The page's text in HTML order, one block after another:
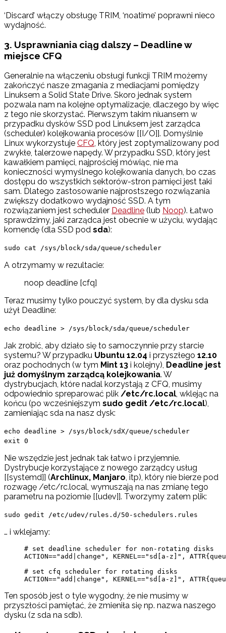
‘Discard’ włączy obsługę TRIM, ‘noatime’ poprawni nieco
wydajność.
3. Usprawniania ciąg dalszy – Deadline w
miejsce CFQ
Generalnie na włączeniu obsługi funkcji TRIM możemy
zakończyć nasze zmagania z mediacjami pomiędzy
Linuksem a Solid State Drive. Skoro jednak system
pozwala nam na kolejne optymalizacje, dlaczego by więc
z tego nie skorzystać. Pierwszym takim niuansem w
przypadku dysków SSD pod Linuksem jest zarządca
(scheduler) kolejkowania procesów [[I/O]]. Domyślnie
Linux wykorzystuje CFQ, który jest zoptymalizowany pod
zwykłe, talerzowe napędy. W przypadku SSD, który jest
kawałkiem pamięci, najprościej mówiąc, nie ma
konieczności wymyślnego kolejkowania danych, bo czas
dostępu do wszystkich sektorów-stron pamięci jest taki
sam. Dlatego zastosowanie najprostszego rozwiązania
zwiększy dodatkowo wydajność SSD. A tym
rozwiązaniem jest scheduler Deadline (lub Noop). Łatwo
sprawdzimy, jaki zarządca jest obecnie w użyciu, wydając
komendę (dla SSD pod sda):
sudo cat /sys/block/sda/queue/scheduler
A otrzymamy w rezultacie:
noop deadline [cfq]
Teraz musimy tylko pouczyć system, by dla dysku sda
użył Deadline:
echo deadline > /sys/block/sda/queue/scheduler
Jak zrobić, aby działo się to samoczynnie przy starcie
systemu? W przypadku Ubuntu 12.04 i przyszłego 12.10
oraz pochodnych (w tym Mint 13 i kolejny), Deadline jest
już domyślnym zarządcą kolejkowania. W
dystrybucjach, które nadal korzystają z CFQ, musimy
odpowiednio spreparować plik /etc/rc.local, wklejąc na
końcu (po wcześniejszym sudo gedit /etc/rc.local),
zamieniając sda na nasz dysk:
echo deadline > /sys/block/sdX/queue/scheduler
exit 0
Nie wszędzie jest jednak tak łatwo i przyjemnie.
Dystrybucje korzystające z nowego zarządcy usług
[[systemd]] (Archlinux, Manjaro, itp), który nie bierze pod
rozwagę /etc/rc.local, wymuszają na nas zmianę tego
parametru na poziomie [[udev]]. Tworzymy zatem plik:
sudo gedit /etc/udev/rules.d/50-schedulers.rules
… i wklejamy:
# set deadline scheduler for non-rotating disks
ACTION=="add|change", KERNEL=="sd[a-z]",
# set cfq scheduler for rotating disks
Ten sposób jest o tyle wygodny, że nie musimy w
przyszłości pamiętać, że zmieniła się np. nazwa naszego
dysku (z sda na sdb).